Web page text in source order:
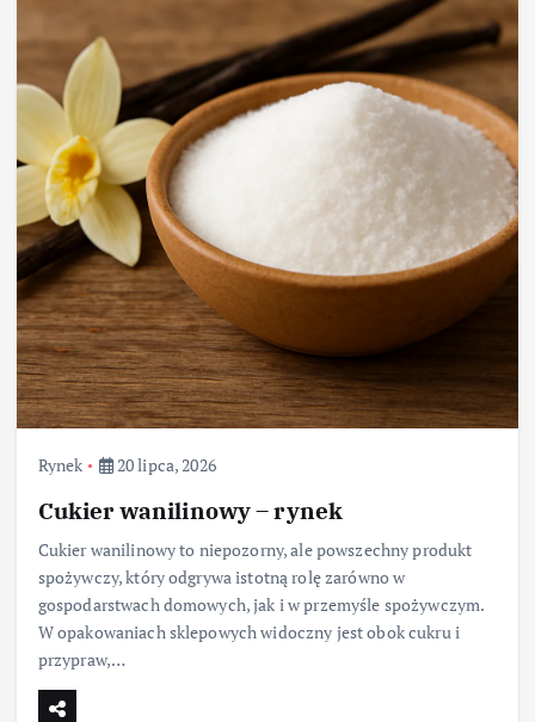
Rynek 20 lipca, 2026
Cukier wanilinowy – rynek
Cukier wanilinowy to niepozorny, ale powszechny produkt
spożywczy, który odgrywa istotną rolę zarówno w
gospodarstwach domowych, jak i w przemyśle spożywczym.
W opakowaniach sklepowych widoczny jest obok cukru i
przypraw,…